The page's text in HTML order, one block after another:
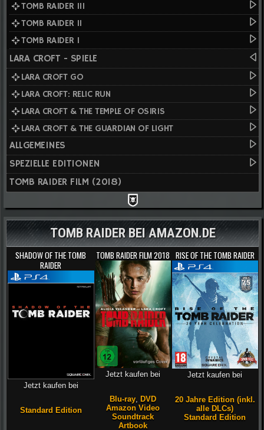
TOMB RAIDER III
TOMB RAIDER II
TOMB RAIDER I
LARA CROFT - SPIELE
LARA CROFT GO
LARA CROFT: RELIC RUN
LARA CROFT & THE TEMPLE OF OSIRIS
LARA CROFT & THE GUARDIAN OF LIGHT
ALLGEMEINES
SPEZIELLE EDITIONEN
TOMB RAIDER FILM (2018)
TOMB RAIDER BEI AMAZON.DE
SHADOW OF THE TOMB
RAIDER
Jetzt kaufen bei
Standard Edition
TOMB RAIDER FILM 2018
Jetzt kaufen bei
Blu-ray
DVD
Amazon Video
Soundtrack
Artbook
RISE OF THE TOMB RAIDER
Jetzt kaufen bei
20 Jahre Edition (inkl.
alle DLCs)
Standard Edition